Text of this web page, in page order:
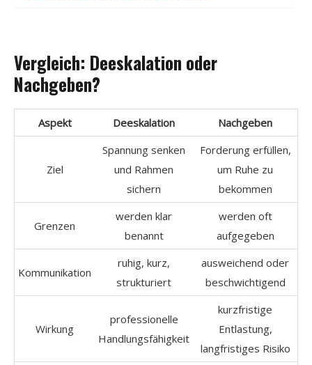
Vergleich: Deeskalation oder
Nachgeben?
Aspekt Deeskalation Nachgeben
Ziel
Spannung senken
und Rahmen
sichern
Forderung erfüllen,
um Ruhe zu
bekommen
Grenzen
werden klar
benannt
werden oft
aufgegeben
Kommunikation
ruhig, kurz,
strukturiert
ausweichend oder
beschwichtigend
Wirkung
professionelle
Handlungsfähigkeit
kurzfristige
Entlastung,
langfristiges Risiko